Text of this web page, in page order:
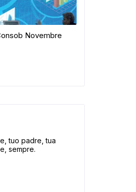
Novembre
tuo padre, tua
sempre.